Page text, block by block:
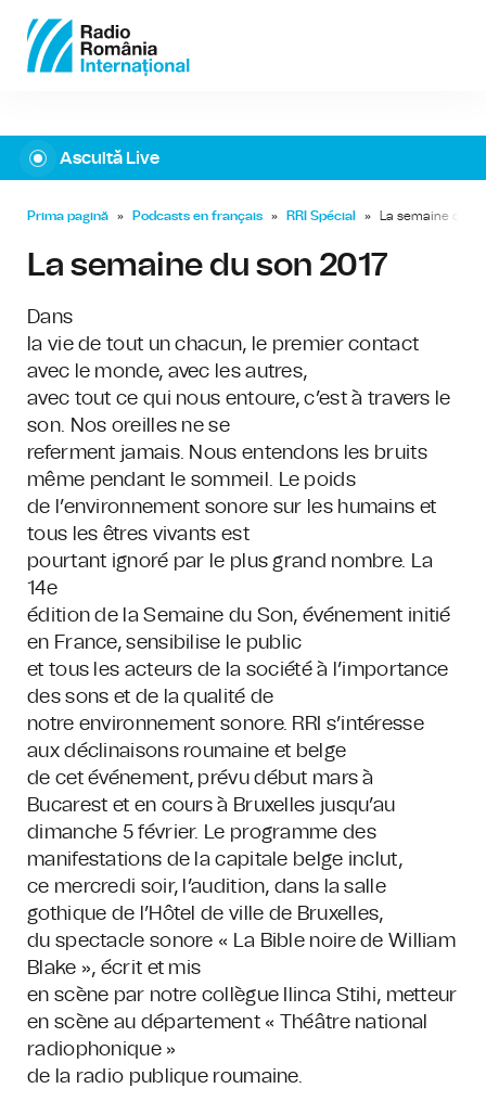
Ascultă Live
Prima pagină » Podcasts en français » RRI Spécial » La semaine du
La semaine du son 2017
Dans
la vie de tout un chacun, le premier contact
avec le monde, avec les autres,
avec tout ce qui nous entoure, c’est à travers le
son. Nos oreilles ne se
referment jamais. Nous entendons les bruits
même pendant le sommeil. Le poids
de l’environnement sonore sur les humains et
tous les êtres vivants est
pourtant ignoré par le plus grand nombre. La
14e
édition de la Semaine du Son, événement initié
en France, sensibilise le public
et tous les acteurs de la société à l’importance
des sons et de la qualité de
notre environnement sonore. RRI s’intéresse
aux déclinaisons roumaine et belge
de cet événement, prévu début mars à
Bucarest et en cours à Bruxelles jusqu’au
dimanche 5 février. Le programme des
manifestations de la capitale belge inclut,
ce mercredi soir, l’audition, dans la salle
gothique de l’Hôtel de ville de Bruxelles,
du spectacle sonore « La Bible noire de William
Blake », écrit et mis
en scène par notre collègue Ilinca Stihi, metteur
en scène au département « Théâtre national
radiophonique »
de la radio publique roumaine.